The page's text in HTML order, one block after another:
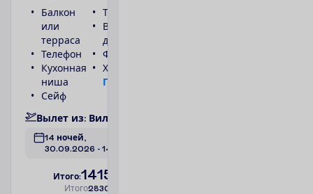
Балкон
или
терраса
Телефон
Кухонная
ниша
Сейф
Туалет
Ванна или
душ
Фен
Холодильник
П
Вылет из: Вил
14 ночей,
30.09.2026 - 14.10.2026
Итого:1415.00
Итого2830.00